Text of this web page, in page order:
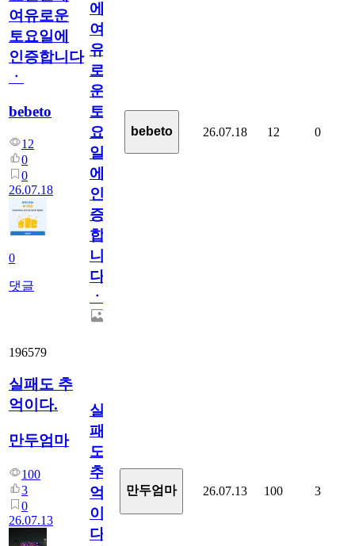
여유로운
토요일에
인증합니다
ㆍ
bebeto
12
0
0
26.07.18
0
댓글
에
여
유
로
운
토
요
일
에
인
증
합
니
다
ㆍ
bebeto 26.07.18 12 0
196579
실패도 추
억이다.
만두엄마
100
3
0
26.07.13
실
패
도
추
억
이
다.
만두엄마 26.07.13 100 3